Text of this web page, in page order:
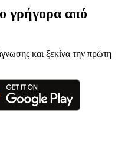
γρήγορα από
και ξεκίνα την πρώτη